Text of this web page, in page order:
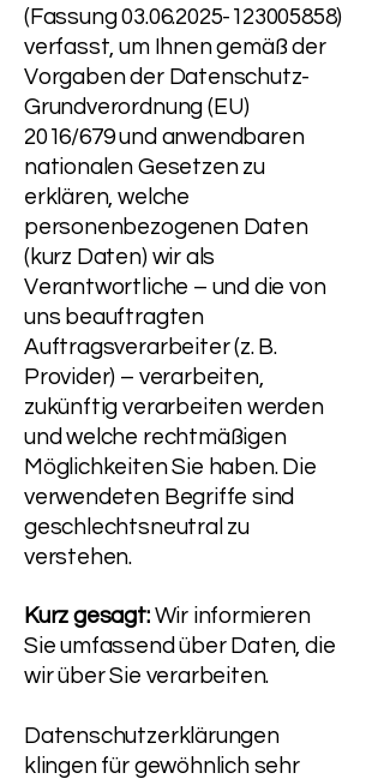
(Fassung03.06.2025-123005858)
verfasst, um Ihnen gemäß der
Vorgaben der Datenschutz-
Grundverordnung (EU)
2016/679und anwendbaren
nationalen Gesetzen zu
erklären, welche
personenbezogenen Daten
(kurz Daten) wir als
Verantwortliche – und die von
uns beauftragten
Auftragsverarbeiter (z. B.
Provider) – verarbeiten,
zukünftig verarbeiten werden
und welche rechtmäßigen
Möglichkeiten Sie haben. Die
verwendeten Begriffe sind
geschlechtsneutral zu
verstehen.
Kurz gesagt:Wir informieren
Sie umfassend über Daten, die
wir über Sie verarbeiten.
Datenschutzerklärungen
klingen für gewöhnlich sehr